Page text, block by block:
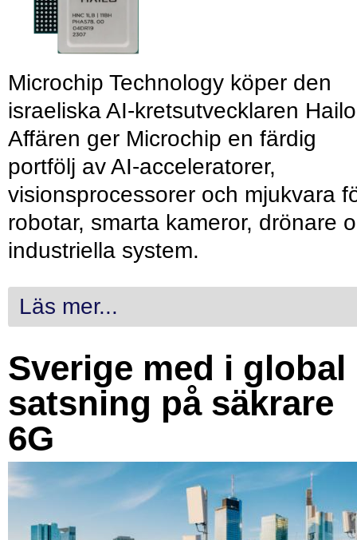
Microchip Technology köper den
israeliska AI-kretsutvecklaren
Affären ger Microchip en färdig
portfölj av AI-acceleratorer,
visionsprocessorer och mjukvara
robotar, smarta kameror, drönare
industriella system.
Läs mer...
Sverige med i global
satsning på säkrare
6G